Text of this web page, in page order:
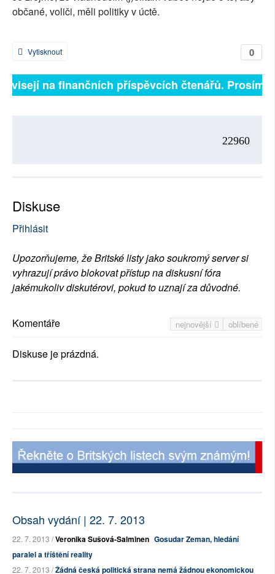
občané, voliči, měli politiky v úctě.
0
Vytisknout
na finančních příspěvcích čtenářů. Prosíme,
22960
Diskuse
Přihlásit
Upozorňujeme, že Britské listy jako soukromý server si
vyhrazují právo blokovat přístup na diskusní fóra
jakémukoliv diskutérovi, pokud to uznají za důvodné.
nejnovější oblíbené
Komentáře
Diskuse je prázdná.
Obsah vydání | 22. 7. 2013
22. 7. 2013 /Veronika Sušová-Salminen Gosudar Zeman, hledání
paralel a tříštění reality
22. 7. 2013 /Žádná česká politická strana nemá žádnou ekonomickou